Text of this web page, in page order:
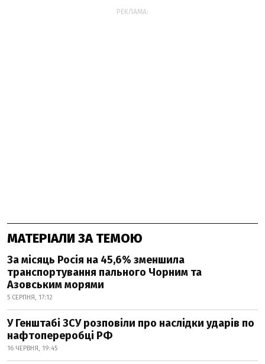
РЕКЛАМА:
МАТЕРІАЛИ ЗА ТЕМОЮ
За місяць Росія на 45,6% зменшила
транспортування пального Чорним та
Азовським морями
5 СЕРПНЯ, 17:12
У Генштабі ЗСУ розповіли про наслідки ударів по
нафтопереробці РФ
16 ЧЕРВНЯ, 19:45